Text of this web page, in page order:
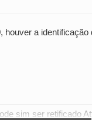
a
sim ser retificado